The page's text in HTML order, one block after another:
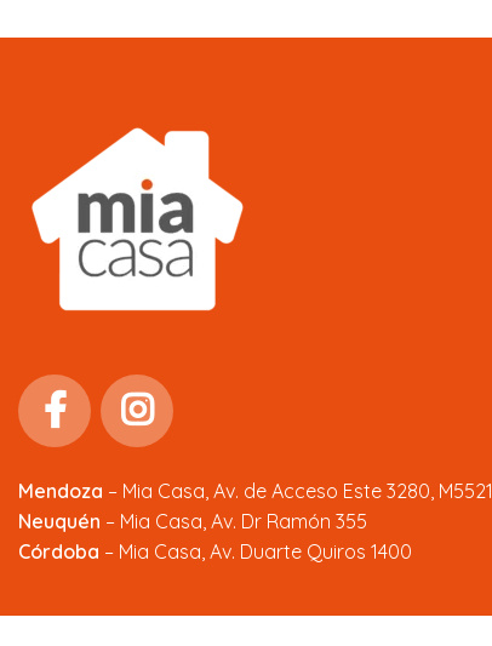
Mendoza – Mia Casa, Av. de Acceso Este 3280, M5521
Neuquén – Mia Casa, Av. Dr Ramón 355
Córdoba – Mia Casa, Av. Duarte Quiros 1400